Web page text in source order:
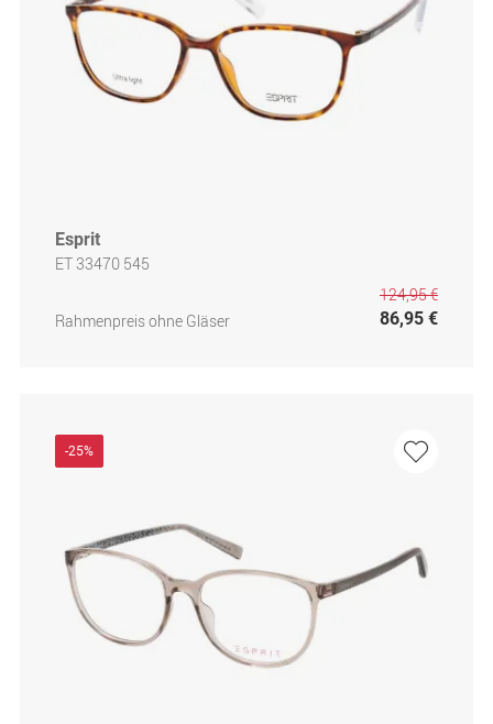
Esprit
ET 33470 545
Rahmenpreis ohne Gläser
124,95 €
86,95 €
-25%